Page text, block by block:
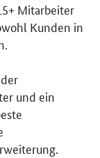
Mitarbeiter
Kunden in
und ein